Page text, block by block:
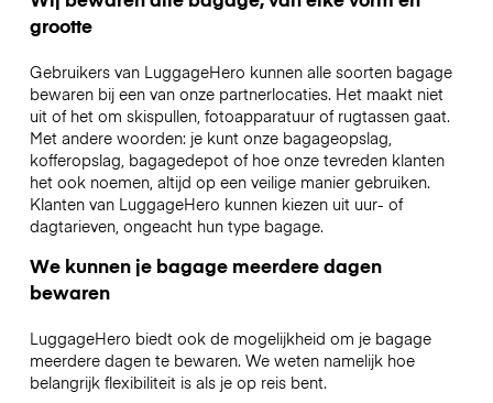
grootte
Gebruikers van LuggageHero kunnen alle soorten bagage
bewaren bij een van onze partnerlocaties. Het maakt niet
uit of het om skispullen, fotoapparatuur of rugtassen gaat.
Met andere woorden: je kunt onze bagageopslag,
kofferopslag, bagagedepot of hoe onze tevreden klanten
het ook noemen, altijd op een veilige manier gebruiken.
Klanten van LuggageHero kunnen kiezen uit uur- of
dagtarieven, ongeacht hun type bagage.
We kunnen je bagage meerdere dagen
bewaren
LuggageHero biedt ook de mogelijkheid om je bagage
meerdere dagen te bewaren. We weten namelijk hoe
belangrijk flexibiliteit is als je op reis bent.